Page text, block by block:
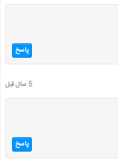
پاسخ
5 سال قبل
پاسخ